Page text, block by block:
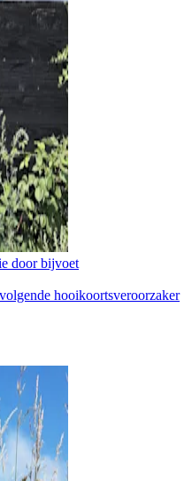
door bijvoet
hooikoortsveroorzaker